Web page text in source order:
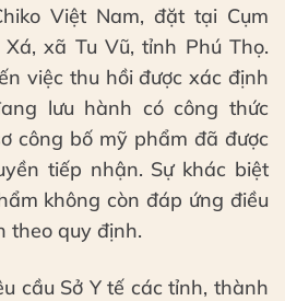
Việt Nam, đặt tại Cụm
xã Tu Vũ, tỉnh Phú Thọ.
việc thu hồi được xác định
lưu hành có công thức
công bố mỹ phẩm đã được
tiếp nhận. Sự khác biệt
không còn đáp ứng điều
theo quy định.
cầu Sở Y tế các tỉnh, thành